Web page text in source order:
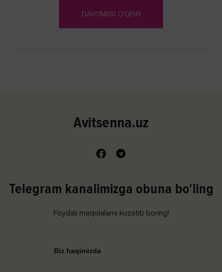
DAVOMINI O'QISH
Avitsenna.uz
Telegram kanalimizga obuna bo'ling
Foydali maqolalarni kuzatib boring!
Biz haqimizda